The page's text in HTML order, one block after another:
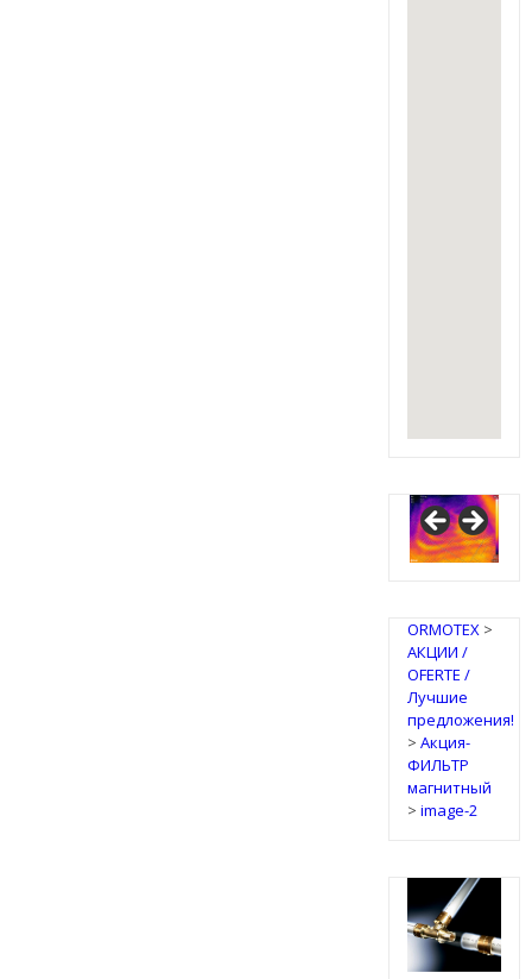
IRSAP
Design
Radiators
ORMOTEX>
АКЦИИ /
OFERTE /
Лучшие
предложения!
> Акция-
ФИЛЬТР
магнитный
> image-2